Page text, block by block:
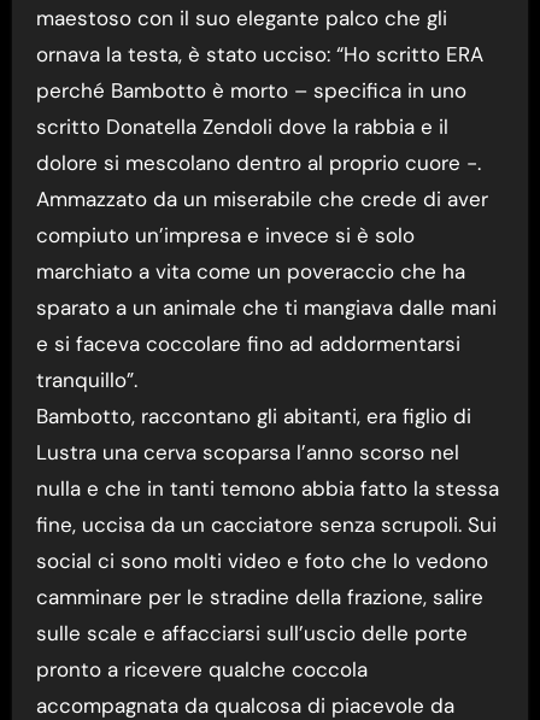
maestoso con il suo elegante palco che gli
ornava la testa, è stato ucciso: “Ho scritto ERA
perché Bambotto è morto – specifica in uno
scritto Donatella Zendoli dove la rabbia e il
dolore si mescolano dentro al proprio cuore -.
Ammazzato da un miserabile che crede di aver
compiuto un’impresa e invece si è solo
marchiato a vita come un poveraccio che ha
sparato a un animale che ti mangiava dalle mani
e si faceva coccolare fino ad addormentarsi
tranquillo”.
Bambotto, raccontano gli abitanti, era figlio di
Lustra una cerva scoparsa l’anno scorso nel
nulla e che in tanti temono abbia fatto la stessa
fine, uccisa da un cacciatore senza scrupoli. Sui
social ci sono molti video e foto che lo vedono
camminare per le stradine della frazione, salire
sulle scale e affacciarsi sull’uscio delle porte
pronto a ricevere qualche coccola
accompagnata da qualcosa di piacevole da